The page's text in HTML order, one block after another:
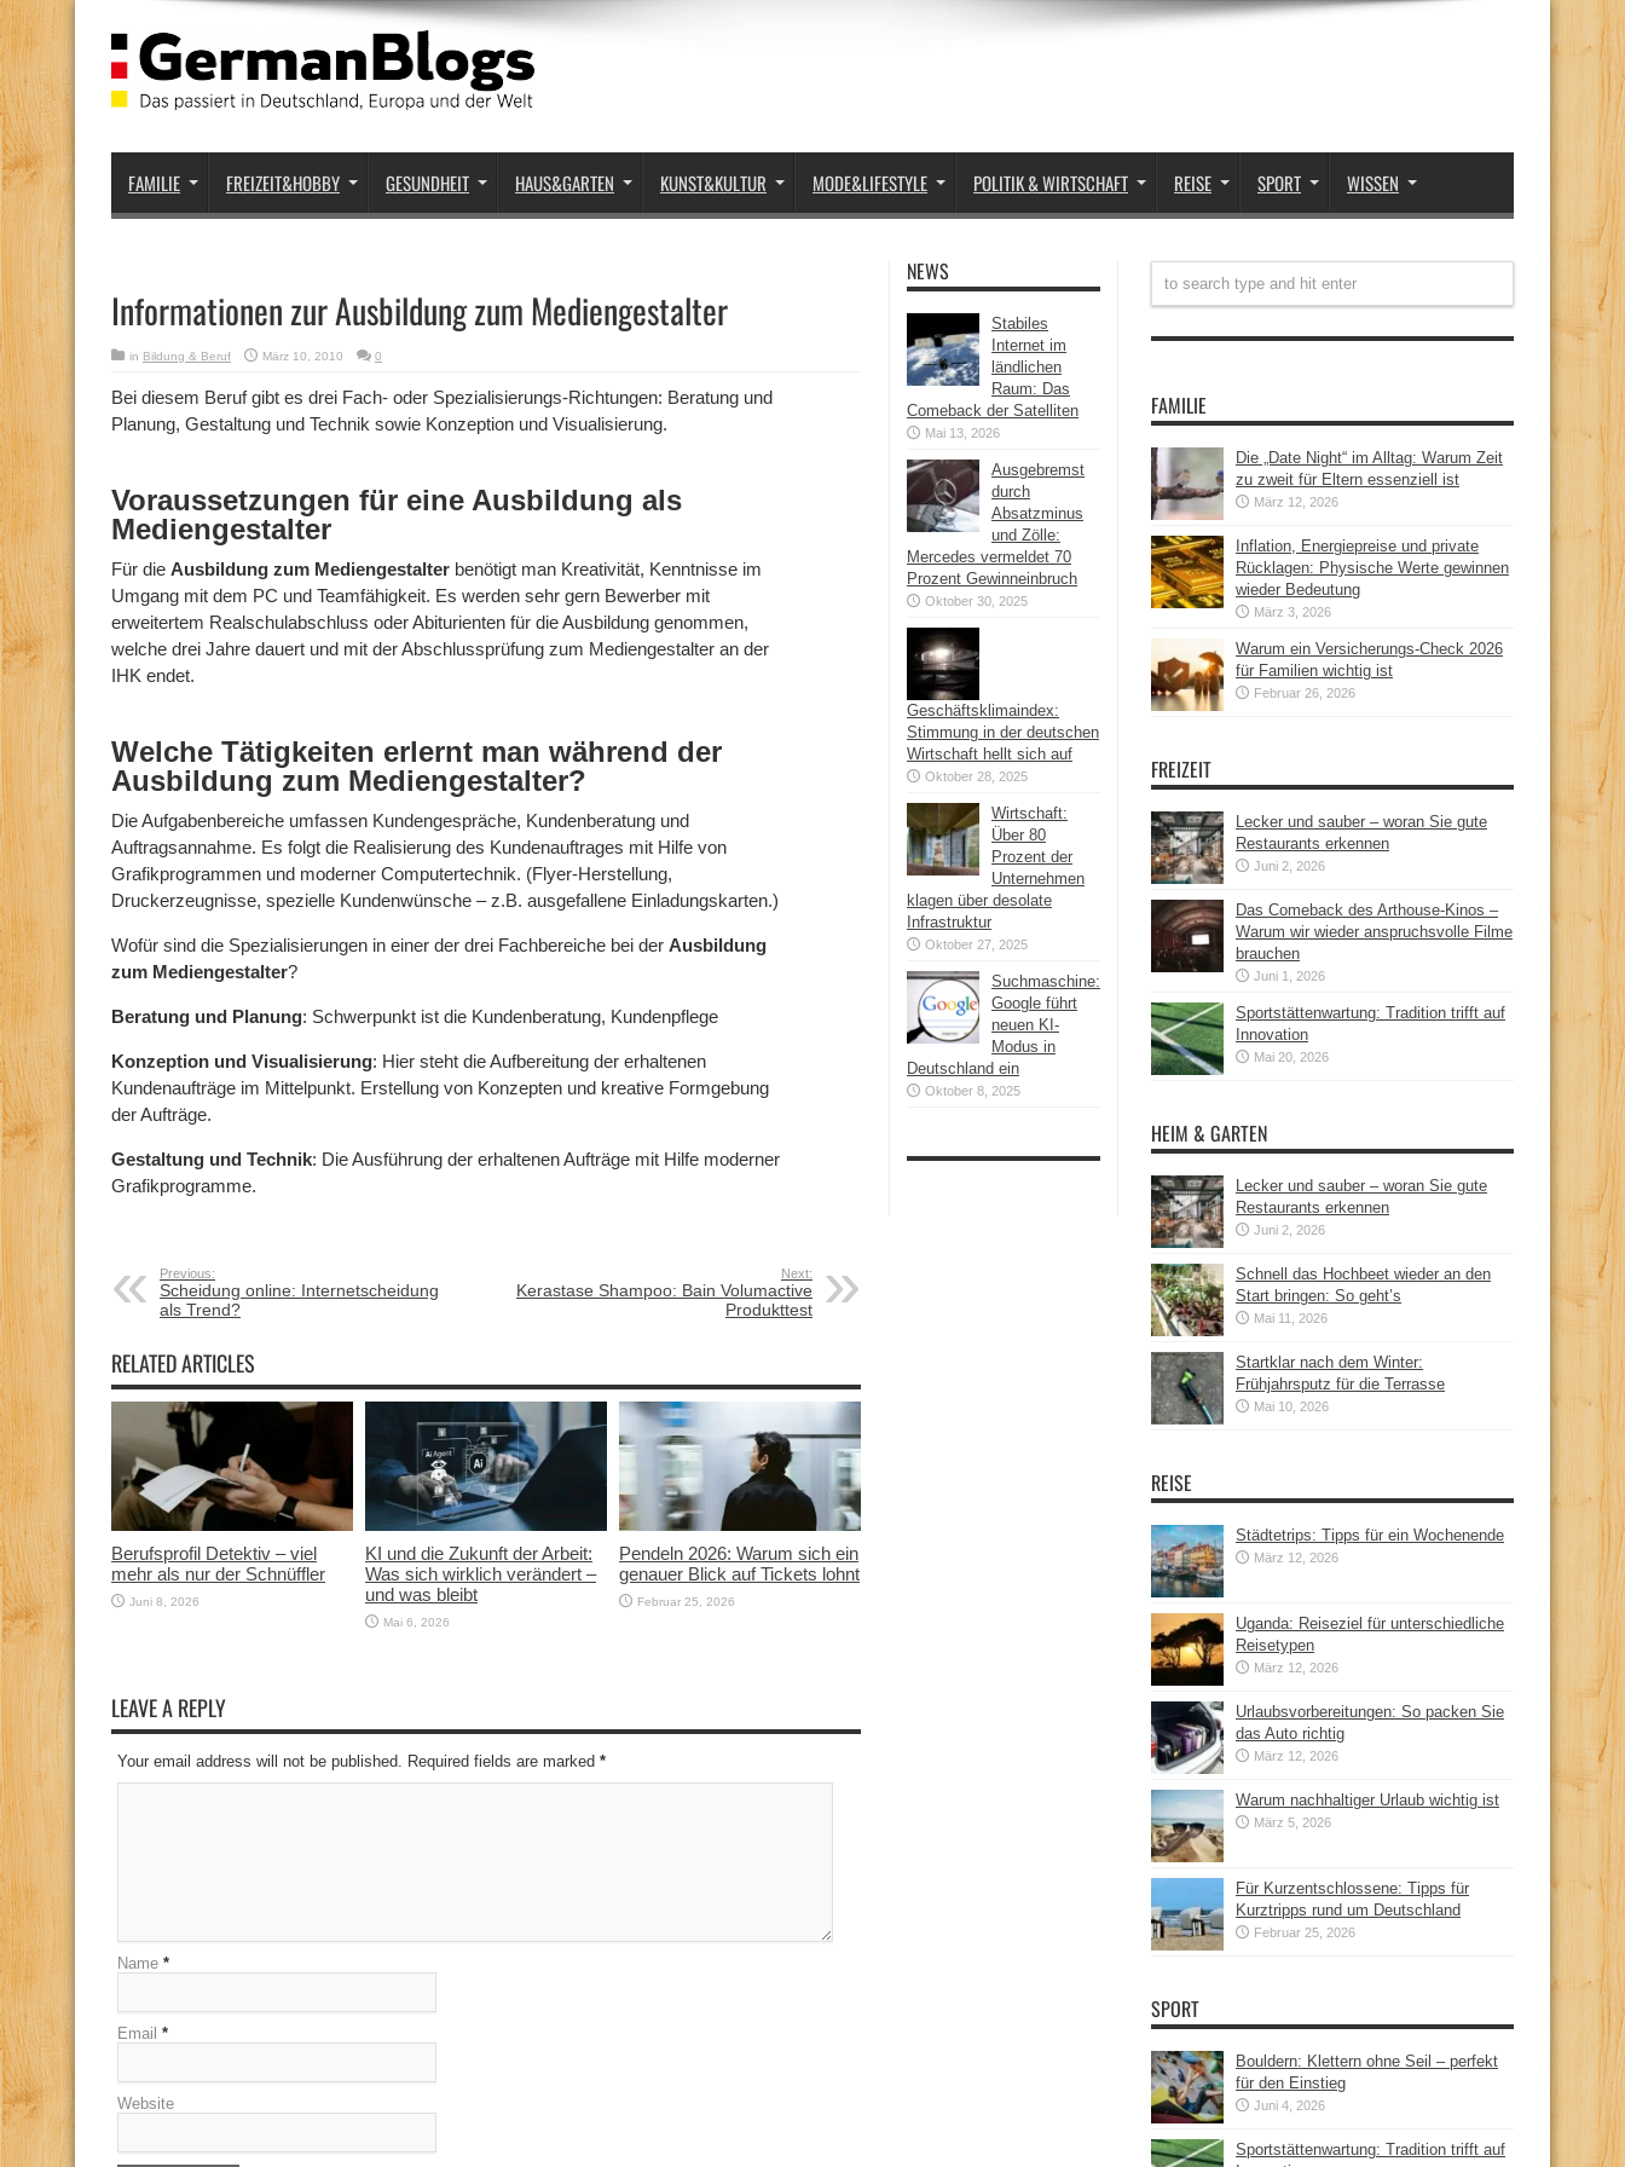
FAMILIE FREIZEIT&HOBBY GESUNDHEIT HAUS&GARTEN KUNST&KULTUR MODE&LIFESTYLE POLITIK & WIRTSCHAFT REISE SPORT WISSEN
Informationen zur Ausbildung zum Mediengestalter
in Bildung & Beruf März 10, 2010 0
Bei diesem Beruf gibt es drei Fach- oder Spezialisierungs-Richtungen: Beratung und
Planung, Gestaltung und Technik sowie Konzeption und Visualisierung.
Voraussetzungen für eine Ausbildung als
Mediengestalter
Für die Ausbildung zum Mediengestalter benötigt man Kreativität, Kenntnisse im
Umgang mit dem PC und Teamfähigkeit. Es werden sehr gern Bewerber mit
erweitertem Realschulabschluss oder Abiturienten für die Ausbildung genommen,
welche drei Jahre dauert und mit der Abschlussprüfung zum Mediengestalter an der
IHK endet.
Welche Tätigkeiten erlernt man während der
Ausbildung zum Mediengestalter?
Die Aufgabenbereiche umfassen Kundengespräche, Kundenberatung und
Auftragsannahme. Es folgt die Realisierung des Kundenauftrages mit Hilfe von
Grafikprogrammen und moderner Computertechnik. (Flyer-Herstellung,
Druckerzeugnisse, spezielle Kundenwünsche – z.B. ausgefallene Einladungskarten.)
Wofür sind die Spezialisierungen in einer der drei Fachbereiche bei der Ausbildung
zum Mediengestalter?
Beratung und Planung: Schwerpunkt ist die Kundenberatung, Kundenpflege
Konzeption und Visualisierung: Hier steht die Aufbereitung der erhaltenen
Kundenaufträge im Mittelpunkt. Erstellung von Konzepten und kreative Formgebung
der Aufträge.
Gestaltung und Technik: Die Ausführung der erhaltenen Aufträge mit Hilfe moderner
Grafikprogramme.
Previous:
Scheidung online: Internetscheidung
als Trend?
Next:
Kerastase Shampoo: Bain Volumactive
Produkttest
RELATED ARTICLES
Berufsprofil Detektiv – viel
mehr als nur der Schnüffler
Juni 8, 2026
KI und die Zukunft der Arbeit:
Was sich wirklich verändert –
und was bleibt
Mai 6, 2026
Pendeln 2026: Warum sich ein
genauer Blick auf Tickets lohnt
Februar 25, 2026
LEAVE A REPLY
Your email address will not be published. Required fields are marked *
Name *
Email *
Website
NEWS
Stabiles
Internet im
ländlichen
Raum: Das
Comeback der Satelliten
Mai 13, 2026
Ausgebremst
durch
Absatzminus
und Zölle:
Mercedes vermeldet 70
Prozent Gewinneinbruch
Oktober 30, 2025
Geschäftsklimaindex:
Stimmung in der deutschen
Wirtschaft hellt sich auf
Oktober 28, 2025
Wirtschaft:
Über 80
Prozent der
Unternehmen
klagen über desolate
Infrastruktur
Oktober 27, 2025
Suchmaschine:
Google führt
neuen KI-
Modus in
Deutschland ein
Oktober 8, 2025
FAMILIE
Die „Date Night“ im Alltag: Warum Zeit
zu zweit für Eltern essenziell ist
März 12, 2026
Inflation, Energiepreise und private
Rücklagen: Physische Werte gewinnen
wieder Bedeutung
März 3, 2026
Warum ein Versicherungs-Check 2026
für Familien wichtig ist
Februar 26, 2026
FREIZEIT
Lecker und sauber – woran Sie gute
Restaurants erkennen
Juni 2, 2026
Das Comeback des Arthouse-Kinos –
Warum wir wieder anspruchsvolle Filme
brauchen
Juni 1, 2026
Sportstättenwartung: Tradition trifft auf
Innovation
Mai 20, 2026
HEIM & GARTEN
Lecker und sauber – woran Sie gute
Restaurants erkennen
Juni 2, 2026
Schnell das Hochbeet wieder an den
Start bringen: So geht’s
Mai 11, 2026
Startklar nach dem Winter:
Frühjahrsputz für die Terrasse
Mai 10, 2026
REISE
Städtetrips: Tipps für ein Wochenende
März 12, 2026
Uganda: Reiseziel für unterschiedliche
Reisetypen
März 12, 2026
Urlaubsvorbereitungen: So packen Sie
das Auto richtig
März 12, 2026
Warum nachhaltiger Urlaub wichtig ist
März 5, 2026
Für Kurzentschlossene: Tipps für
Kurztripps rund um Deutschland
Februar 25, 2026
SPORT
Bouldern: Klettern ohne Seil – perfekt
für den Einstieg
Juni 4, 2026
Sportstättenwartung: Tradition trifft auf